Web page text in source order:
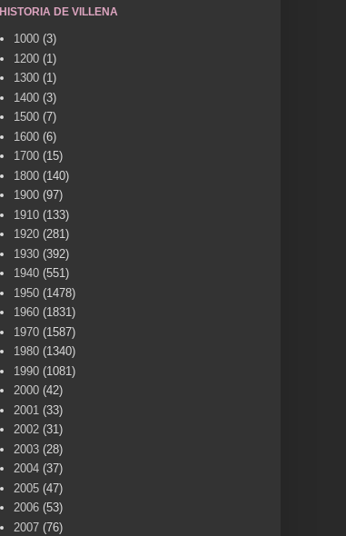
HISTORIA DE VILLENA
1000 (3)
1200 (1)
1300 (1)
1400 (3)
1500 (7)
1600 (6)
1700 (15)
1800 (140)
1900 (97)
1910 (133)
1920 (281)
1930 (392)
1940 (551)
1950 (1478)
1960 (1831)
1970 (1587)
1980 (1340)
1990 (1081)
2000 (42)
2001 (33)
2002 (31)
2003 (28)
2004 (37)
2005 (47)
2006 (53)
2007 (76)